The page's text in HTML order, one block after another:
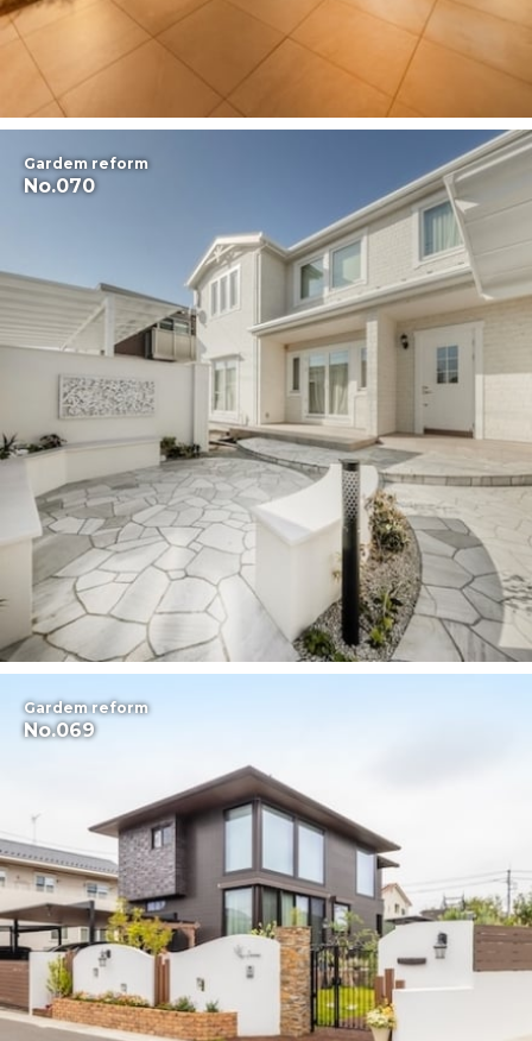
Gardem reform
No.070
Gardem reform
No.069